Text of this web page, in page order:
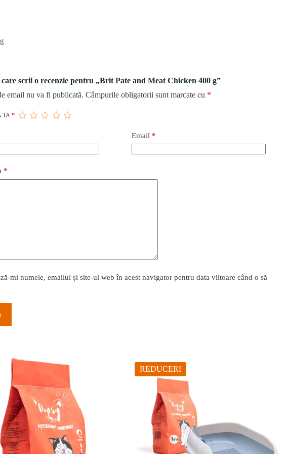
scrii o recenzie pentru „Brit Pate and Meat Chicken 400 g”
email nu va fi publicată. Câmpurile obligatorii sunt marcate cu *
TA *
Email *
*
mi numele, emailul și site-ul web în acest navigator pentru data viitoare când o să
REDUCERI